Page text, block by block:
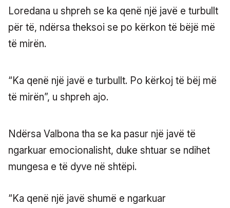
Loredana u shpreh se ka qenë një javë e turbullt
për të, ndërsa theksoi se po kërkon të bëjë më
të mirën.
“Ka qenë një javë e turbullt. Po kërkoj të bëj më
të mirën”, u shpreh ajo.
Ndërsa Valbona tha se ka pasur një javë të
ngarkuar emocionalisht, duke shtuar se ndihet
mungesa e të dyve në shtëpi.
“Ka qenë një javë shumë e ngarkuar